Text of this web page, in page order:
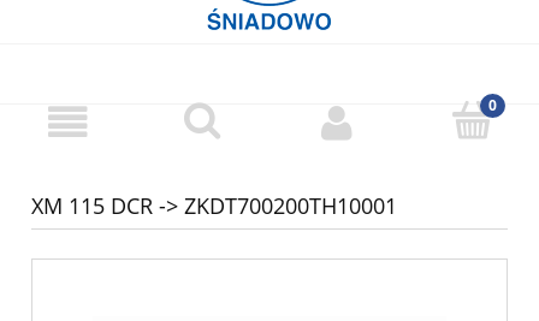
XM 115 DCR -> ZKDT700200TH10001